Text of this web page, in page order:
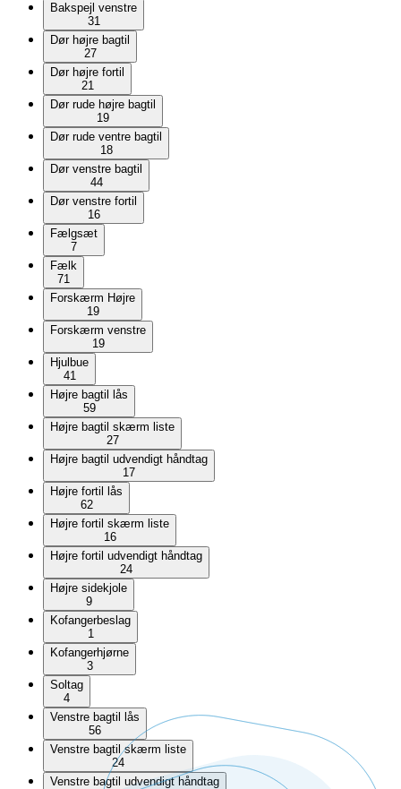
Bakspejl venstre
31
Dør højre bagtil
27
Dør højre fortil
21
Dør rude højre bagtil
19
Dør rude ventre bagtil
18
Dør venstre bagtil
44
Dør venstre fortil
16
Fælgsæt
7
Fælk
71
Forskærm Højre
19
Forskærm venstre
19
Hjulbue
41
Højre bagtil lås
59
Højre bagtil skærm liste
27
Højre bagtil udvendigt håndtag
17
Højre fortil lås
62
Højre fortil skærm liste
16
Højre fortil udvendigt håndtag
24
Højre sidekjole
9
Kofangerbeslag
1
Kofangerhjørne
3
Soltag
4
Venstre bagtil lås
56
Venstre bagtil skærm liste
24
Venstre bagtil udvendigt håndtag